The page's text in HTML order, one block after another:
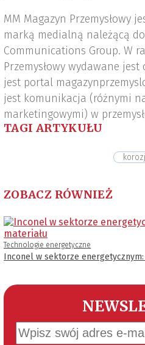
MM Magazyn Przemysłowy
marką medialną należącą
Communications Group. W
Przemysłowy wydawane
jest portal
jest komunikacja (różnymi
marketingowymi) w
TAGI ARTYKUŁU
ZOBACZ RÓWNIEŻ
Technologie energetyczne
Inconel w sektorze energetycznym: